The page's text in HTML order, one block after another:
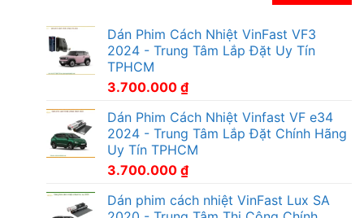
Dán Phim Cách Nhiệt VinFast VF3
2024 - Trung Tâm Lắp Đặt Uy Tín
TPHCM
3.700.000 ₫
Dán Phim Cách Nhiệt Vinfast VF e34
2024 - Trung Tâm Lắp Đặt Chính Hãng
Uy Tín TPHCM
3.700.000 ₫
Dán phim cách nhiệt VinFast Lux SA